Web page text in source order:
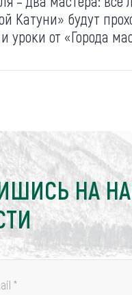
Катуни» будут
уроки от «Города
НА
*